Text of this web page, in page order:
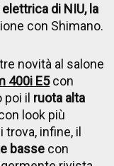
di NIU, la
con Shimano.
novità al salone
400i E5con
poi il ruota alta
look più
trova, infine, il
basse con